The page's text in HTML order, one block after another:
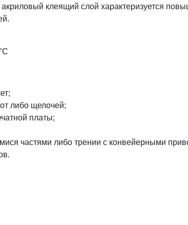
клеящий слой характеризуется
либо щелочей;
платы;
частями либо трении с конвейерными